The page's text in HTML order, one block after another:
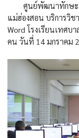
ศูนย์พัฒนาทักษะแล
แม่ฮ่องสอน บริการวิช
Word โรงเรียนเทศ
คน วันที่ 14 มกราคม